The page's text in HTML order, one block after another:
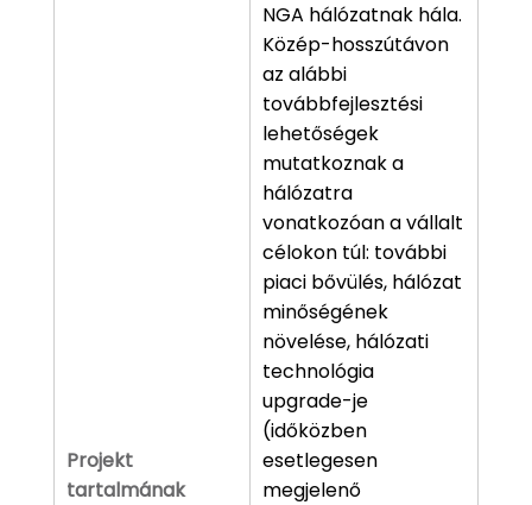
Projekt
tartalmának
NGA hálózatnak hála.
Közép-hosszútávon
az alábbi
továbbfejlesztési
lehetőségek
mutatkoznak a
hálózatra
vonatkozóan a vállalt
célokon túl: további
piaci bővülés, hálózat
minőségének
növelése, hálózati
technológia
upgrade-je
(időközben
esetlegesen
megjelenő